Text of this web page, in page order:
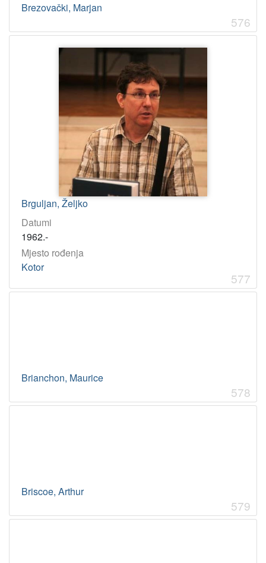
Brezovački, Marjan
576
Brguljan, Željko
Datumi
1962.-
Mjesto rođenja
Kotor
577
Brianchon, Maurice
578
Briscoe, Arthur
579